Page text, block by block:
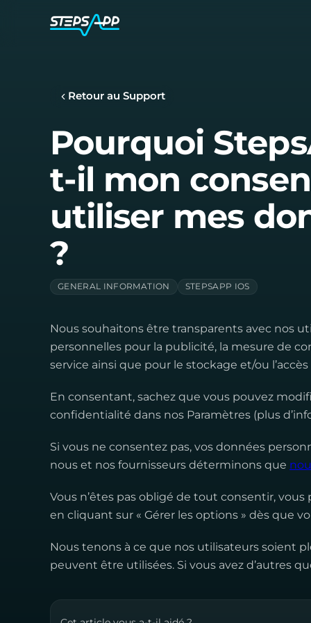
Retour au Support
Pourquoi
t-il mon
utiliser mes
?
GENERAL INFORMATION STEPSAPP IOS
Nous souhaitons être transparents avec nos
personnelles pour la publicité, la mesure de
service ainsi que pour le stockage et/ou
En consentant, sachez que vous pouvez
confidentialité dans nos Paramètres (plus
Si vous ne consentez pas, vos données
nous et nos fournisseurs déterminons que
Vous n’êtes pas obligé de tout consentir, vous
en cliquant sur « Gérer les options » dès que
Nous tenons à ce que nos utilisateurs soient
peuvent être utilisées. Si vous avez d’autres